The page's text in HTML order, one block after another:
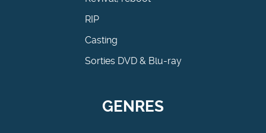
RIP
Casting
Sorties DVD & Blu-ray
GENRES